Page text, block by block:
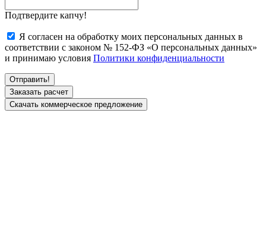
Подтвердите капчу!
Я согласен на обработку моих персональных данных в
соответствии с законом № 152-ФЗ «О персональных данных»
и принимаю условия Политики конфиденциальности
Заказать расчет
Скачать коммерческое предложение